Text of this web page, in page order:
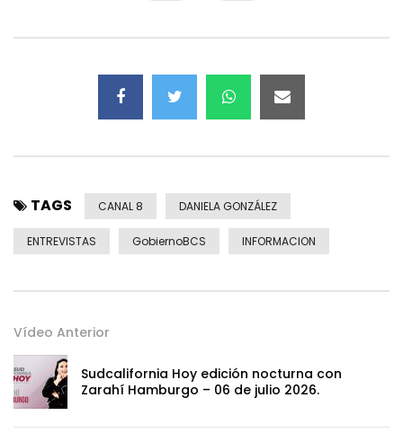
TAGS CANAL 8 DANIELA GONZÁLEZ
ENTREVISTAS GobiernoBCS INFORMACION
Vídeo Anterior
Sudcalifornia Hoy edición nocturna con
Zarahí Hamburgo – 06 de julio 2026.